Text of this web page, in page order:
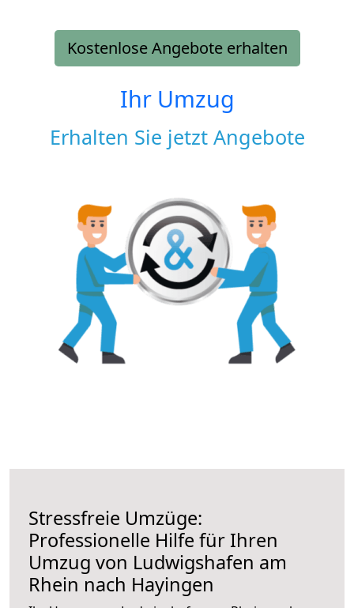
Kostenlose Angebote erhalten
Ihr Umzug
Erhalten Sie jetzt Angebote
Stressfreie Umzüge:
Professionelle Hilfe für Ihren
Umzug von Ludwigshafen am
Rhein nach Hayingen